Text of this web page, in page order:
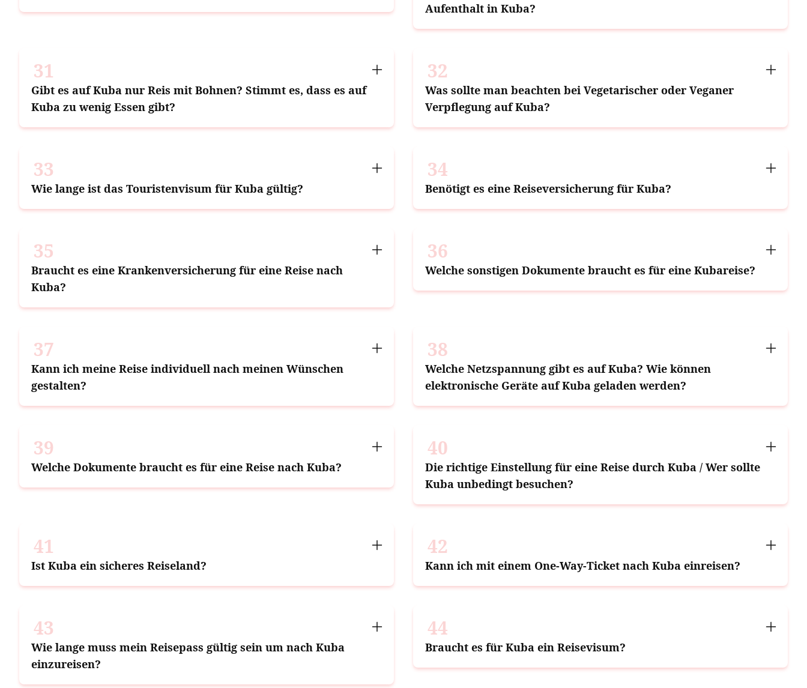
Aufenthalt in Kuba?
31
Gibt es auf Kuba nur Reis mit Bohnen? Stimmt es, dass es auf
Kuba zu wenig Essen gibt?
32
Was sollte man beachten bei Vegetarischer oder Veganer
Verpflegung auf Kuba?
33
Wie lange ist das Touristenvisum für Kuba gültig?
34
Benötigt es eine Reiseversicherung für Kuba?
35
Braucht es eine Krankenversicherung für eine Reise nach
Kuba?
36
Welche sonstigen Dokumente braucht es für eine Kubareise?
37
Kann ich meine Reise individuell nach meinen Wünschen
gestalten?
38
Welche Netzspannung gibt es auf Kuba? Wie können
elektronische Geräte auf Kuba geladen werden?
39
Welche Dokumente braucht es für eine Reise nach Kuba?
40
Die richtige Einstellung für eine Reise durch Kuba / Wer sollte
Kuba unbedingt besuchen?
41
Ist Kuba ein sicheres Reiseland?
42
Kann ich mit einem One-Way-Ticket nach Kuba einreisen?
43
Wie lange muss mein Reisepass gültig sein um nach Kuba
einzureisen?
44
Braucht es für Kuba ein Reisevisum?